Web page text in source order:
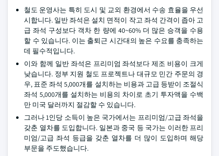
철도 운영사는 특히 도시 및 교외 환경에서 수송 효율을 우선
시합니다. 일반 좌석은 설치 면적이 작고 좌석 간격이 좁아 고
급 좌석 구성보다 객차 한 량에 40~60% 더 많은 승객을 수용
할 수 있습니다. 이는 출퇴근 시간대의 높은 수요를 충족하는
데 필수적입니다.
이와 함께 일반 좌석은 프리미엄 좌석보다 제조 비용이 크게
낮습니다. 정부 지원 철도 프로젝트나 대규모 민간 주문의 경
우, 표준 좌석 5,000개를 설치하는 비용과 고급 등받이 조절식
좌석 5,000개를 설치하는 비용의 차이로 초기 투자액을 수백
만 미국 달러까지 절감할 수 있습니다.
그러나 1인당 소득이 높은 국가에서는 프리미엄/고급 좌석을
갖춘 열차를 도입합니다. 일본과 중국 등 국가는 이러한 프리
미엄/고급 좌석 등급을 갖춘 열차를 더 많이 도입하며 해당
부문을 주도했습니다.